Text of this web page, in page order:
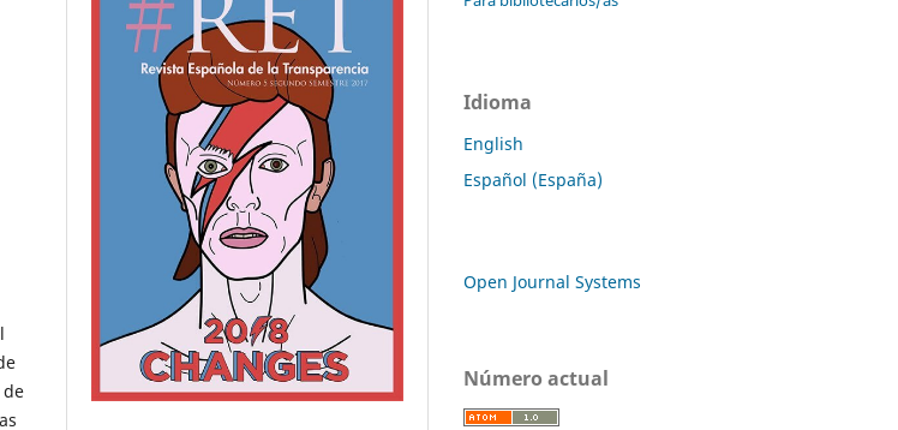
Idioma
English
Español (España)
Open Journal Systems
Número actual